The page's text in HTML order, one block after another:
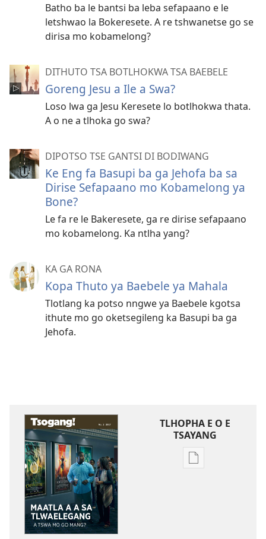
Batho ba le bantsi ba leba sefapaano e le
letshwao la Bokeresete. A re tshwanetse go se
dirisa mo kobamelong?
DITHUTO TSA BOTLHOKWA TSA BAEBELE
Goreng Jesu a Ile a Swa?
Loso lwa ga Jesu Keresete lo botlhokwa thata.
A o ne a tlhoka go swa?
DIPOTSO TSE GANTSI DI BODIWANG
Ke Eng fa Basupi ba ga Jehofa ba sa
Dirise Sefapaano mo Kobamelong ya
Bone?
Le fa re le Bakeresete, ga re dirise sefapaano
mo kobamelong. Ka ntlha yang?
KA GA RONA
Kopa Thuto ya Baebele ya Mahala
Tlotlang ka potso nngwe ya Baebele kgotsa
ithute mo go oketsegileng ka Basupi ba ga
Jehofa.
TLHOPHA E O E
TSAYANG
Ditsela